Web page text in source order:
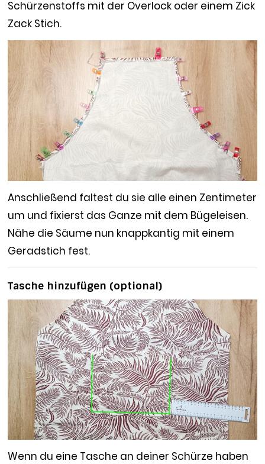
Schürzenstoffs mit der Overlock oder einem Zick
Zack Stich.
Anschließend faltest du sie alle einen Zentimeter
um und fixierst das Ganze mit dem Bügeleisen.
Nähe die Säume nun knappkantig mit einem
Geradstich fest.
Tasche hinzufügen (optional)
Wenn du eine Tasche an deiner Schürze haben